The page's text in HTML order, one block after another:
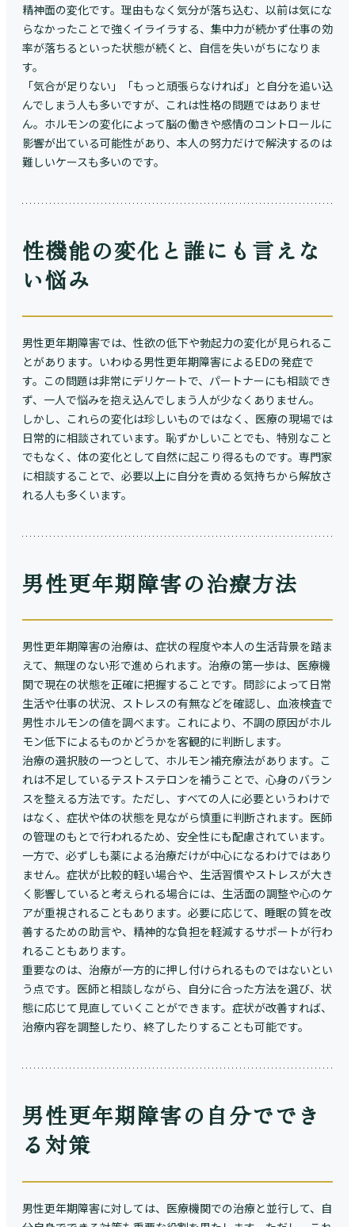
精神面の変化です。理由もなく気分が落ち込む、以前は気にな
らなかったことで強くイライラする、集中力が続かず仕事の効
率が落ちるといった状態が続くと、自信を失いがちになりま
す。
「気合が足りない」「もっと頑張らなければ」と自分を追い込
んでしまう人も多いですが、これは性格の問題ではありませ
ん。ホルモンの変化によって脳の働きや感情のコントロールに
影響が出ている可能性があり、本人の努力だけで解決するのは
難しいケースも多いのです。
性機能の変化と誰にも言えな
い悩み
男性更年期障害では、性欲の低下や勃起力の変化が見られるこ
とがあります。いわゆる男性更年期障害によるEDの発症で
す。この問題は非常にデリケートで、パートナーにも相談でき
ず、一人で悩みを抱え込んでしまう人が少なくありません。
しかし、これらの変化は珍しいものではなく、医療の現場では
日常的に相談されています。恥ずかしいことでも、特別なこと
でもなく、体の変化として自然に起こり得るものです。専門家
に相談することで、必要以上に自分を責める気持ちから解放さ
れる人も多くいます。
男性更年期障害の治療方法
男性更年期障害の治療は、症状の程度や本人の生活背景を踏ま
えて、無理のない形で進められます。治療の第一歩は、医療機
関で現在の状態を正確に把握することです。問診によって日常
生活や仕事の状況、ストレスの有無などを確認し、血液検査で
男性ホルモンの値を調べます。これにより、不調の原因がホル
モン低下によるものかどうかを客観的に判断します。
治療の選択肢の一つとして、ホルモン補充療法があります。こ
れは不足しているテストステロンを補うことで、心身のバラン
スを整える方法です。ただし、すべての人に必要というわけで
はなく、症状や体の状態を見ながら慎重に判断されます。医師
の管理のもとで行われるため、安全性にも配慮されています。
一方で、必ずしも薬による治療だけが中心になるわけではあり
ません。症状が比較的軽い場合や、生活習慣やストレスが大き
く影響していると考えられる場合には、生活面の調整や心のケ
アが重視されることもあります。必要に応じて、睡眠の質を改
善するための助言や、精神的な負担を軽減するサポートが行わ
れることもあります。
重要なのは、治療が一方的に押し付けられるものではないとい
う点です。医師と相談しながら、自分に合った方法を選び、状
態に応じて見直していくことができます。症状が改善すれば、
治療内容を調整したり、終了したりすることも可能です。
男性更年期障害の自分ででき
る対策
男性更年期障害に対しては、医療機関での治療と並行して、自